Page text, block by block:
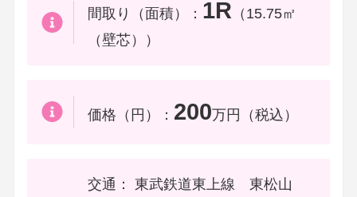
間取り（面積）： 1R （15.75㎡
（壁芯））
価格（円）： 200万円（税込）
交通： 東武鉄道東上線 東松山